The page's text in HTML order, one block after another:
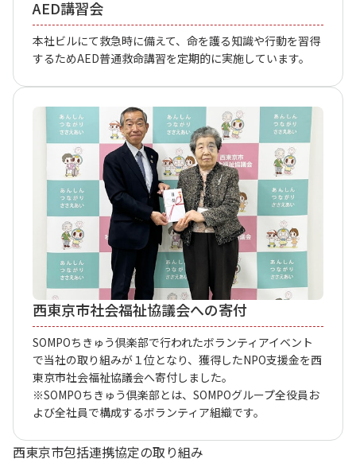
AED講習会
本社ビルにて救急時に備えて、命を護る知識や行動を習得
するためAED普通救命講習を定期的に実施しています。
西東京市社会福祉協議会への寄付
SOMPOちきゅう倶楽部で行われたボランティアイベント
で当社の取り組みが１位となり、獲得したNPO支援金を西
東京市社会福祉協議会へ寄付しました。
※SOMPOちきゅう倶楽部とは、SOMPOグループ全役員お
よび全社員で構成するボランティア組織です。
西東京市包括連携協定の取り組み